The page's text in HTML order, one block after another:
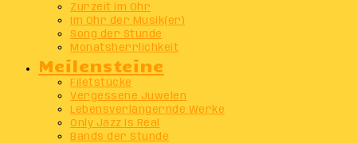
Zurzeit im Ohr
Im Ohr der Musik(er)
Song der Stunde
Monatsherrlichkeit
Meilensteine
Filetstücke
Vergessene Juwelen
Lebensverlängernde Werke
Only Jazz Is Real
Bands der Stunde